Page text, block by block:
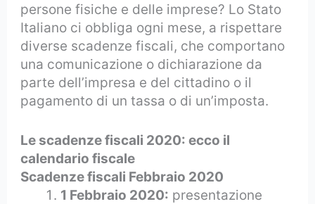
persone fisiche e delle imprese? Lo Stato
Italiano ci obbliga ogni mese, a rispettare
diverse scadenze fiscali, che comportano
una comunicazione o dichiarazione da
parte dell’impresa e del cittadino o il
pagamento di un tassa o di un’imposta.
Le scadenze fiscali 2020: ecco il
calendario fiscale
Scadenze fiscali Febbraio 2020
1 Febbraio 2020: presentazione